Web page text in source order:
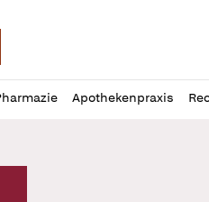
Apothekenpraxis
Verlag Logo